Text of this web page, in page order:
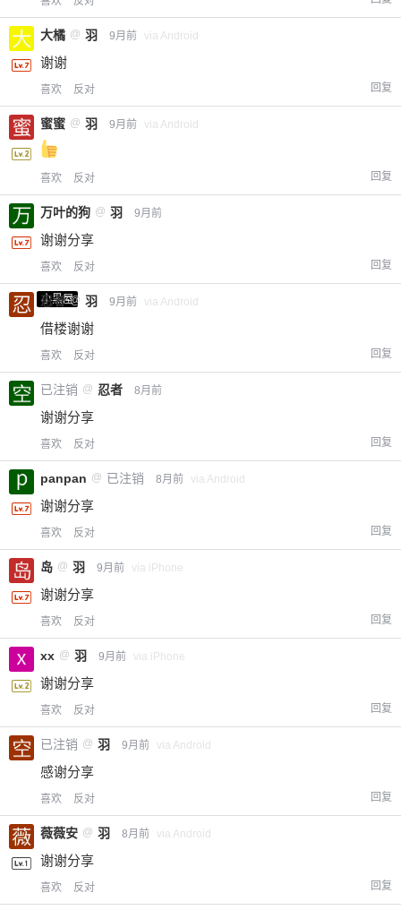
¥
大橘 @ 羽 9月前 via Android
谢谢
喜欢 反对 回复
蜜蜜 @ 羽 9月前 via Android
喜欢 反对 回复
万叶的狗 @ 羽 9月前
谢谢分享
喜欢 反对 回复
小黑屋
忍者 @ 羽 9月前 via Android
借楼谢谢
喜欢 反对 回复
已注销 @ 忍者 8月前
谢谢分享
喜欢 反对 回复
panpan @ 已注销 8月前 via Android
谢谢分享
喜欢 反对 回复
岛 @ 羽 9月前 via iPhone
谢谢分享
喜欢 反对 回复
xx @ 羽 9月前 via iPhone
谢谢分享
喜欢 反对 回复
已注销 @ 羽 9月前 via Android
感谢分享
喜欢 反对 回复
薇薇安 @ 羽 8月前 via Android
谢谢分享
喜欢 反对 回复
限。
6位以上